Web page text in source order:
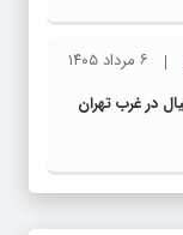
۶ مرداد ۱۴۰۵
در غرب تهران